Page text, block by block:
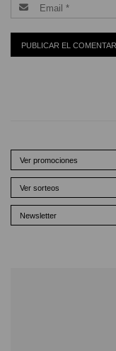
Ver promociones
Ver sorteos
Newsletter